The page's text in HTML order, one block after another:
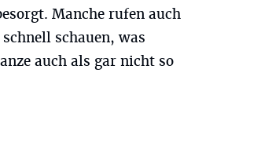
Manche rufen auch
schauen, was
auch als gar nicht so